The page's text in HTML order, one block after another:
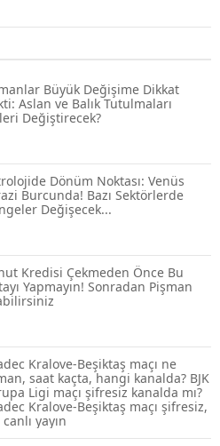
Nasıl Alınır? Kripto Para Airdrop
ve Güvenli Katılım Yöntemleri
Vadeli İşlem Arasındaki Farklar |
Sizin İçin Daha Uygun?
Anlaşması Sonrası Altın
Koştu, Petrol Fiyatları Sert Düştü
2026 Maaş Zammı Netleşiyor!
Emekli ve Sosyal Yardımlarda
KOBİ’lere Dev Finansman
36 Ay Vadeli 30 Milyon TL
Büyük Değişime Dikkat
Aslan ve Balık Tutulmaları
Değiştirecek?
Dönüm Noktası: Venüs
Burcunda! Bazı Sektörlerde
Değişecek...
Kredisi Çekmeden Önce Bu
Yapmayın! Sonradan Pişman
Kralove-Beşiktaş maçı ne
saat kaçta, hangi kanalda? BJK
Ligi maçı şifresiz kanalda mı?
Kralove-Beşiktaş maçı şifresiz,
canlı yayın